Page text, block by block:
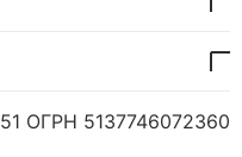
ОГРН 5137746072360